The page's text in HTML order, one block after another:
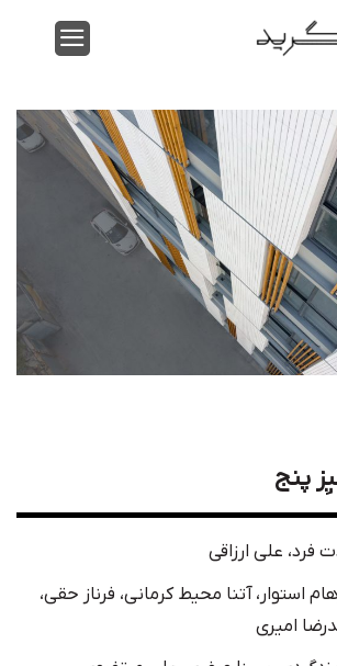
پنج
فرد، علی ارزاقی
استوار، آتنا محیط کرمانی، فرناز حقی،
امیری